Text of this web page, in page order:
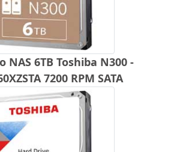
NAS 6TB Toshiba N300 -
7200 RPM SATA